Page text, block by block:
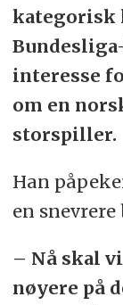
kategorisk
interesse
om en
storspiller.
Han
en
– Nå skal
nøyere på